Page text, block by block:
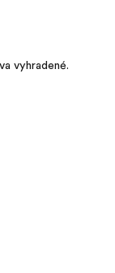
vyhradené.